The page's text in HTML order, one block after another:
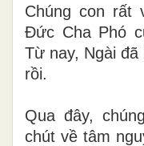
Chúng con rất
Đức Cha Phó
Từ nay, Ngài
rồi.
Qua đây,
chút về tâm